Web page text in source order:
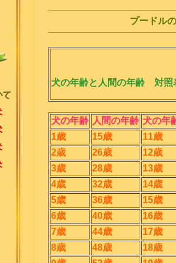
プードル
犬の年齢と人間の年齢 対照
犬の年齢 人間の年齢 犬の年
1歳
15歳 11歳
2歳
26歳 12歳
3歳
28歳 13歳
4歳
32歳 14歳
5歳
36歳 15歳
6歳
40歳 16歳
7歳
44歳 17歳
8歳
48歳 18歳